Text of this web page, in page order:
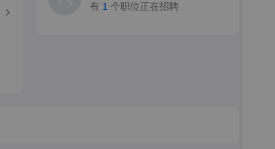
有 1 个职位正在招聘